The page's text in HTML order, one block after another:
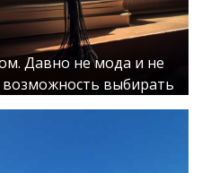
Давно не мода и не
выбирать